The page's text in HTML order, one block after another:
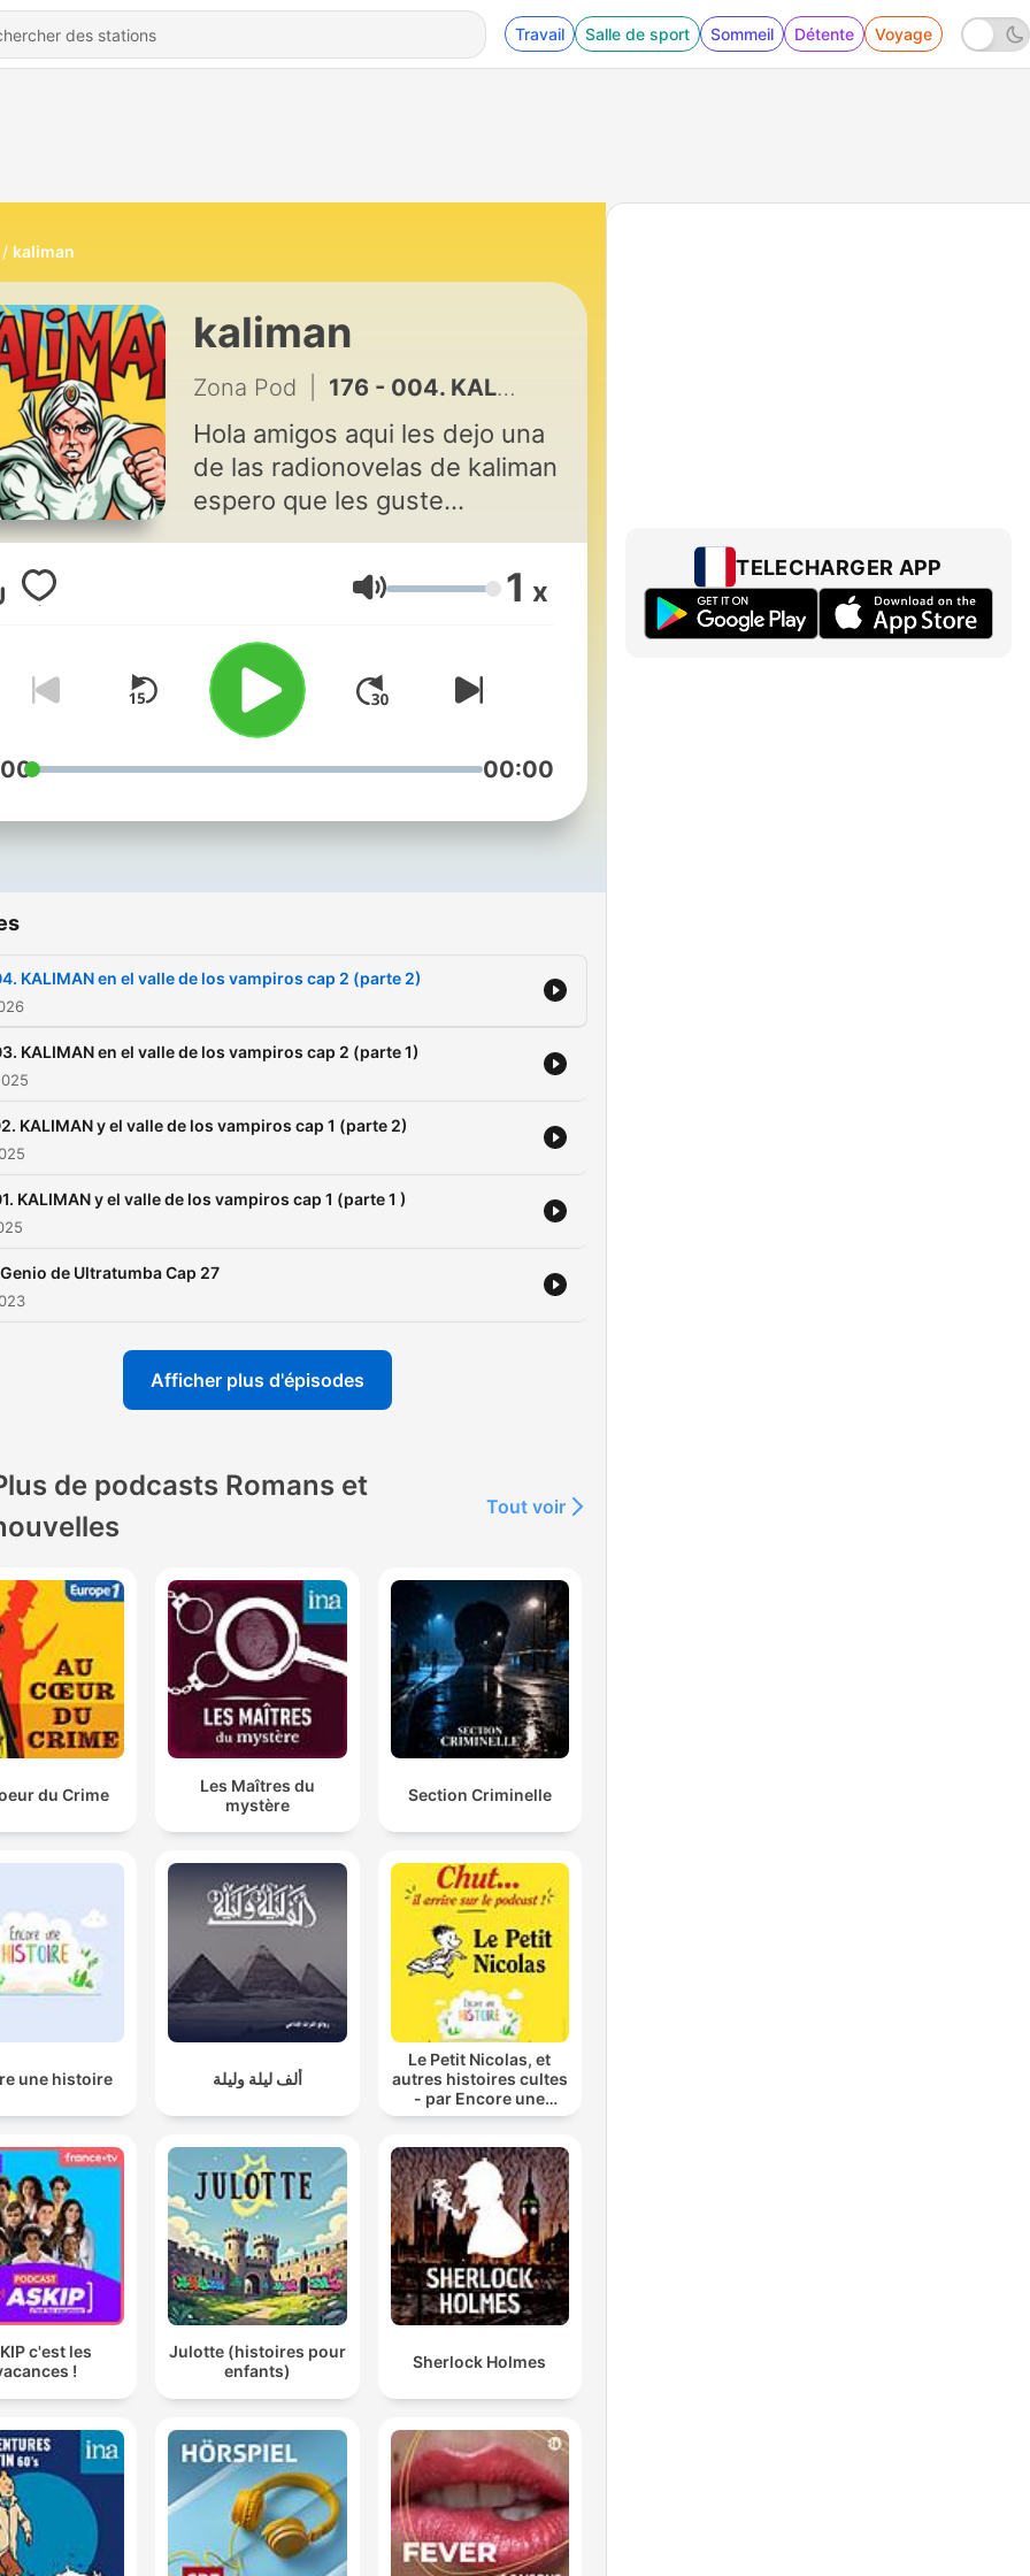
Travail Salle de sport Sommeil Détente Voyage
kaliman
kaliman
Zona Pod 176 - 004. KALIMAN en el valle de los vampiros cap 2 (parte 2)
Hola amigos aqui les dejo una
de las radionovelas de kaliman
espero que les guste...
Volume 1 x
00:00
KALIMAN en el valle de los vampiros cap 2 (parte 2)
KALIMAN en el valle de los vampiros cap 2 (parte 1)
KALIMAN y el valle de los vampiros cap 1 (parte 2)
KALIMAN y el valle de los vampiros cap 1 (parte 1 )
de Ultratumba Cap 27
Afficher plus d'épisodes
de podcasts Romans et
Tout voir
du Crime
Les Maîtres du
mystère
Section Criminelle
une histoire ألف ليلة وليلة
Le Petit Nicolas, et
autres histoires cultes
- par Encore une
histoire
c'est les
!
Julotte (histoires pour
enfants)
Sherlock Holmes
TELECHARGER APP